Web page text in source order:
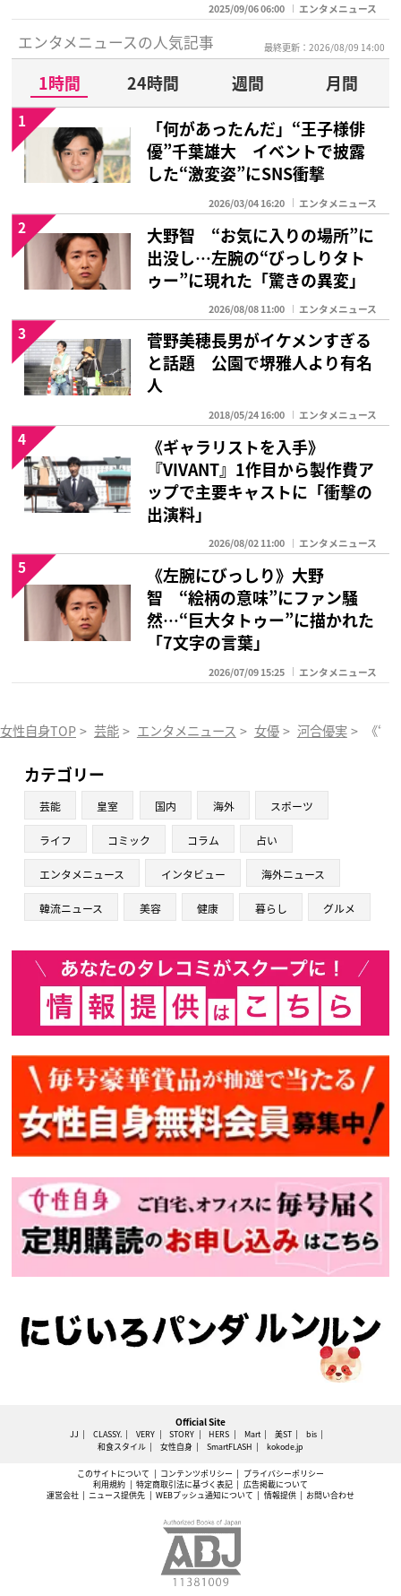
2025/09/06 06:00 エンタメニュース
エンタメニュースの人気記事 最終更新：2026/08/09 14:00
1時間 24時間 週間
月間
「何があったんだ」“王子様俳
優”千葉雄大 イベントで披露
した“激変姿”にSNS衝撃
2026/03/04 16:20 エンタメニュース
1
大野智 “お気に入りの場所”に
出没し…左腕の“びっしりタト
ゥー”に現れた「驚きの異変」
2026/08/08 11:00 エンタメニュース
2
菅野美穂長男がイケメンすぎる
と話題 公園で堺雅人より有名
人
2018/05/24 16:00 エンタメニュース
3
《ギャラリストを入手》
『VIVANT』1作目から製作費ア
ップで主要キャストに「衝撃の
出演料」
2026/08/02 11:00 エンタメニュース
4
《左腕にびっしり》大野
智 “絵柄の意味”にファン騒
然…“巨大タトゥー”に描かれた
「7文字の言葉」
2026/07/09 15:25 エンタメニュース
5
女性自身TOP > 芸能 > エンタメニュース > 女優 > 河合優実 > 《“
カテゴリー
芸能 皇室 国内 海外 スポーツ
ライフ コミック コラム 占い
エンタメニュース インタビュー 海外ニュース
韓流ニュース 美容 健康 暮らし グルメ
Official Site
JJ CLASSY. VERY STORY HERS Mart 美ST
bis
和食スタイル
女性自身 SmartFLASH kokode.jp
このサイトについて コンテンツポリシー
プライバシーポリシー
利用規約
特定商取引法に基づく表記
広告掲載について
運営会社
ニュース提供先 WEBプッシュ通知について 情報提供 お問い合わせ